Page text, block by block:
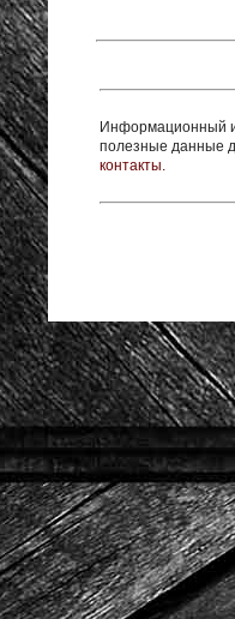
Информационный
полезные данные
контакты.